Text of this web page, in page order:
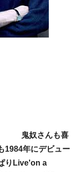
奴さんも喜
1984年にデビュー
りLive'on a